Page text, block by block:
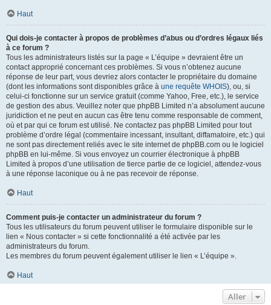
Haut
Qui dois-je contacter à propos de problèmes d’abus ou d’ordres légaux liés
à ce forum ?
Tous les administrateurs listés sur la page « L’équipe » devraient être un
contact approprié concernant ces problèmes. Si vous n’obtenez aucune
réponse de leur part, vous devriez alors contacter le propriétaire du domaine
(dont les informations sont disponibles grâce à une requête WHOIS), ou, si
celui-ci fonctionne sur un service gratuit (comme Yahoo, Free, etc.), le service
de gestion des abus. Veuillez noter que phpBB Limited n’a absolument aucune
juridiction et ne peut en aucun cas être tenu comme responsable de comment,
où et par qui ce forum est utilisé. Ne contactez pas phpBB Limited pour tout
problème d’ordre légal (commentaire incessant, insultant, diffamatoire, etc.) qui
ne sont pas directement reliés avec le site internet de phpBB.com ou le logiciel
phpBB en lui-même. Si vous envoyez un courrier électronique à phpBB
Limited à propos d’une utilisation de tierce partie de ce logiciel, attendez-vous
à une réponse laconique ou à ne pas recevoir de réponse.
Haut
Comment puis-je contacter un administrateur du forum ?
Tous les utilisateurs du forum peuvent utiliser le formulaire disponible sur le
lien « Nous contacter » si cette fonctionnalité a été activée par les
administrateurs du forum.
Les membres du forum peuvent également utiliser le lien « L’équipe ».
Haut
Aller